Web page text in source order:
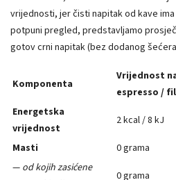
vrijednosti, jer čisti napitak od kave
potpuni pregled, predstavljamo
gotov crni napitak (bez dodanog
Komponenta
Vrijednost
espresso /
Energetska
vrijednost
2 kcal / 8 kJ
Masti
0 grama
— od kojih zasićene
0 grama